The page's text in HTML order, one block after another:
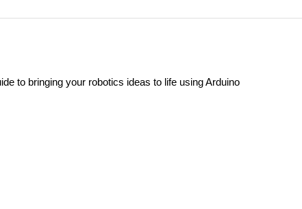
to bringing your robotics ideas to life using Arduino